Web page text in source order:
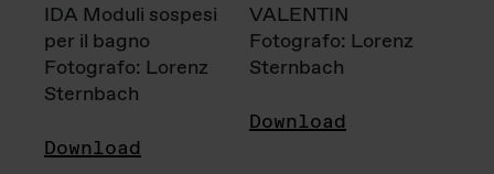
IDA Moduli sospesi
per il bagno
Fotografo: Lorenz
Sternbach
Download
VALENTIN
Fotografo: Lorenz
Sternbach
Download